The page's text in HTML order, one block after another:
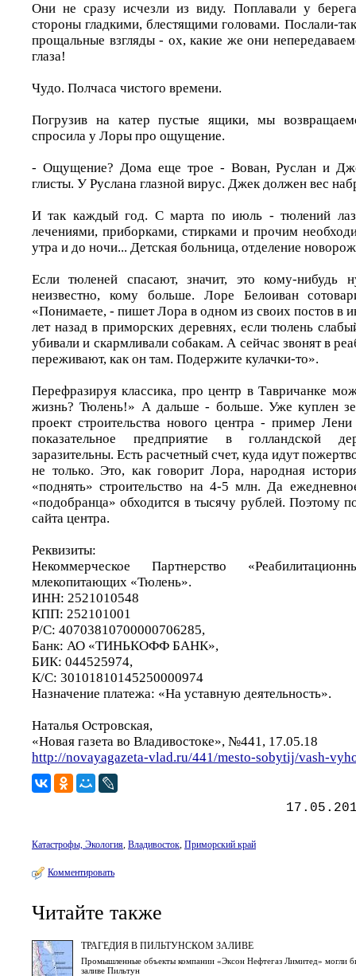
Они не сразу исчезли из виду. Поплавали у
стороны гладкими, блестящими головами. Послали-
прощальные взгляды - ох, какие же они
глаза!
Чудо. Полчаса чистого времени.
Погрузив на катер пустые ящики, мы
спросила у Лоры про ощущение.
- Ощущение? Дома еще трое - Вован, Руслан и
глисты. У Руслана глазной вирус. Джек должен вес
И так каждый год. С марта по июль - тюлений
лечениями, приборками, стирками и прочим
утра и до ночи... Детская больница, отделение
Если тюленей спасают, значит, это кому-нибудь
неизвестно, кому больше. Лоре Белоиван
«Понимаете, - пишет Лора в одном из своих постов в
лет назад в приморских деревнях, если тюлень
убивали и скармливали собакам. А сейчас звонят в
переживают, как он там. Подержите кулачки-то».
Перефразируя классика, про центр в Тавричанке
жизнь? Тюлень!» А дальше - больше. Уже куплен
проект строительства нового центра - пример
показательное предприятие в голландской
заразительны. Есть расчетный счет, куда идут
не только. Это, как говорит Лора, народная
«поднять» строительство на 4-5 млн. Да
«подобранца» обходится в тысячу рублей. Поэтому
сайта центра.
Реквизиты:
Некоммерческое Партнерство
млекопитающих «Тюлень».
ИНН: 2521010548
КПП: 252101001
Р/С: 40703810700000706285,
Банк: АО «ТИНЬКОФФ БАНК»,
БИК: 044525974,
К/С: 30101810145250000974
Назначение платежа: «На уставную деятельность».
Наталья Островская,
«Новая газета во Владивостоке», №441, 17.05.18
http://novayagazeta-vlad.ru/441/mesto-sobytij/vash-
Катастрофы, Экология, Владивосток, Приморский край
Комментировать
Читайте также
ТРАГЕДИЯ В ПИЛЬТУНСКОМ ЗАЛИВЕ
Промышленные объекты компании «Эксон Нефтегаз Лимитед» могли
заливе Пильтун